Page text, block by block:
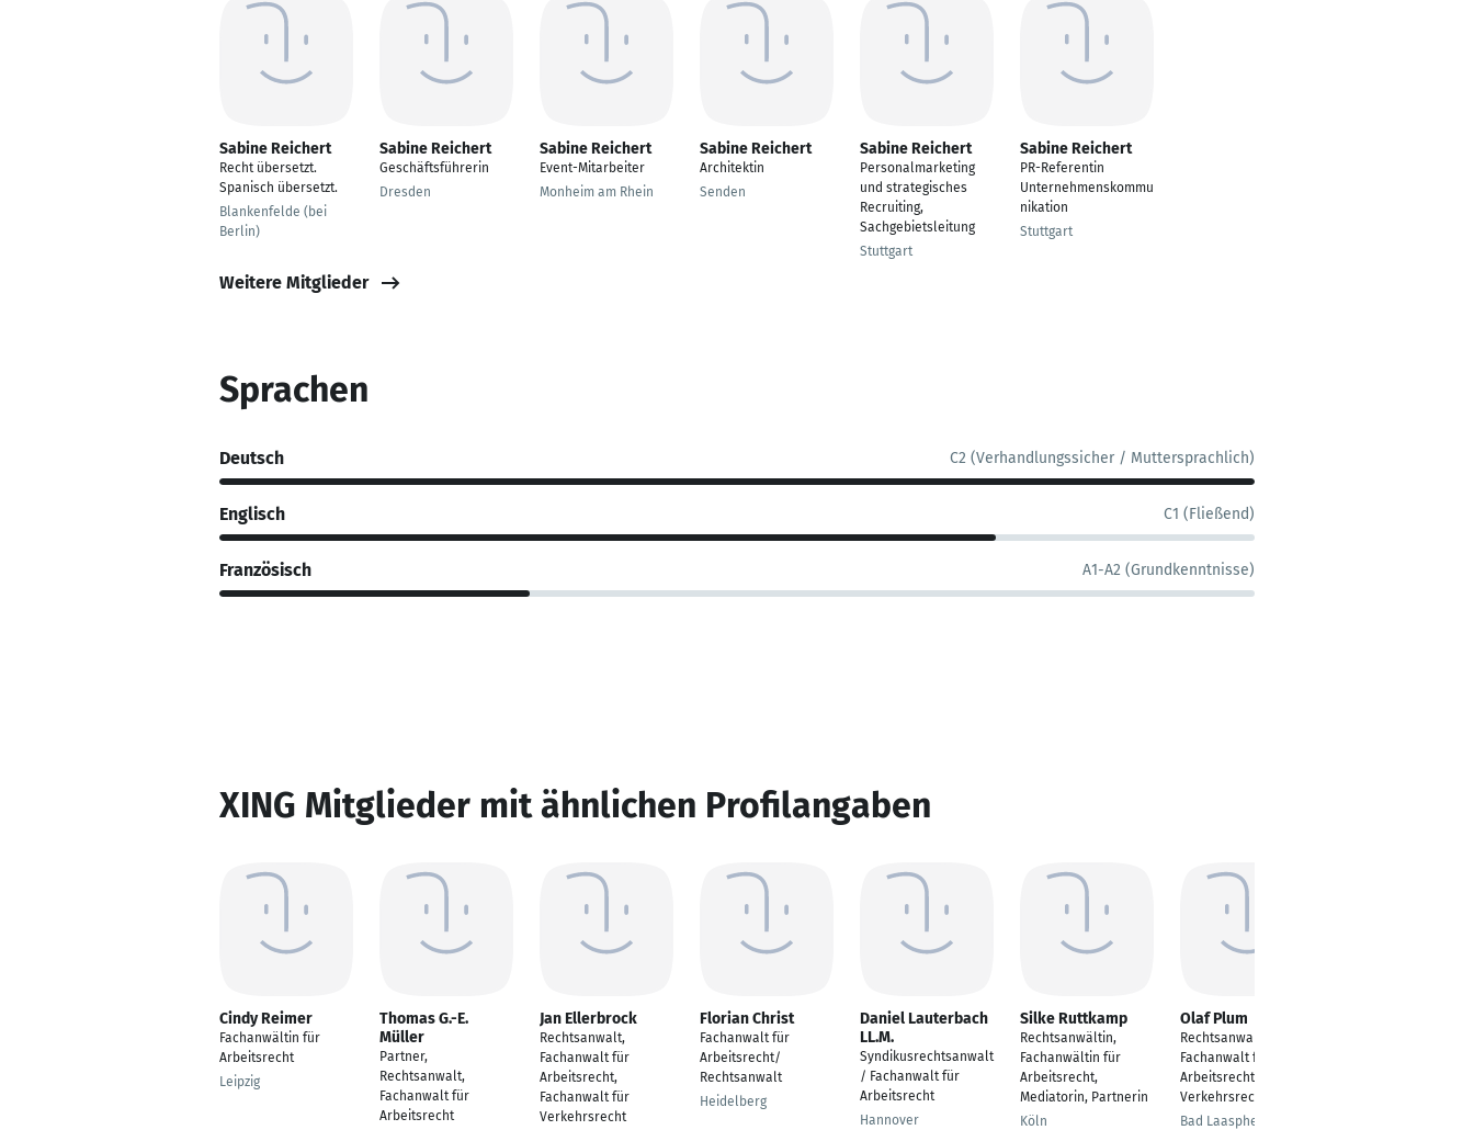
Sabine Reichert
Recht übersetzt.
Spanisch übersetzt.
Blankenfelde (bei
Berlin)
Sabine Reichert
Geschäftsführerin
Dresden
Sabine Reichert
Event-Mitarbeiter
Monheim am Rhein
Sabine Reichert
Architektin
Senden
Sabine Reichert
Personalmarketing
und strategisches
Recruiting,
Sachgebietsleitung
Stuttgart
Sabine Reichert
PR-Referentin
Unternehmenskommu
nikation
Stuttgart
Weitere Mitglieder
Sprachen
Deutsch C2 (Verhandlungssicher / Muttersprachlich)
Englisch C1 (Fließend)
Französisch A1-A2 (Grundkenntnisse)
XING Mitglieder mit ähnlichen Profilangaben
Cindy Reimer
Fachanwältin für
Arbeitsrecht
Leipzig
Thomas G.-E.
Müller
Partner,
Rechtsanwalt,
Fachanwalt für
Arbeitsrecht
Jan Ellerbrock
Rechtsanwalt,
Fachanwalt für
Arbeitsrecht,
Fachanwalt für
Verkehrsrecht
Florian Christ
Fachanwalt für
Arbeitsrecht/
Rechtsanwalt
Heidelberg
Daniel Lauterbach
LL.M.
Syndikusrechtsanwalt
/ Fachanwalt für
Arbeitsrecht
Hannover
Silke Ruttkamp
Rechtsanwältin,
Fachanwältin für
Arbeitsrecht,
Mediatorin, Partnerin
Köln
Olaf Plum
Rechtsanwalt &
Fachanwalt für
Arbeitsrecht und
Verkehrsrecht
Bad Laasphe